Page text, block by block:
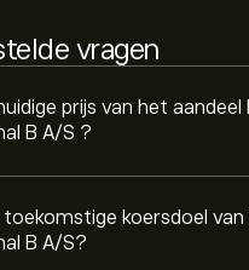
vragen
prijs van het aandeel
B A/S ?
koersdoel van
B A/S?